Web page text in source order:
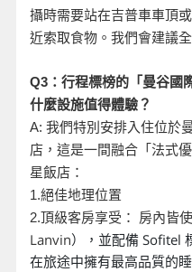
攝時需要站在吉普車車頂
近索取食物。我們會建議
Q3：行程標榜的「曼谷國
什麼設施值得體驗？
A: 我們特別安排入住位於
店，這是一間融合「法式
星飯店：
1.絕佳地理位置
2.頂級客房享受： 房內皆
Lanvin），並配備 Sofitel
在旅途中擁有最高品質的睡